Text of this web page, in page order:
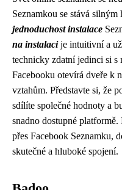
Seznamkou se stává
jednoduchost instalace
na instalacije intuitivní a
technicky zdatní jedinci si s
Facebooku otevírá dveře k
vztahům. Představte si, že
sdílíte společné hodnoty a
snadno dostupné
přes Facebook Seznamku,
skutečné a hluboké spojení.